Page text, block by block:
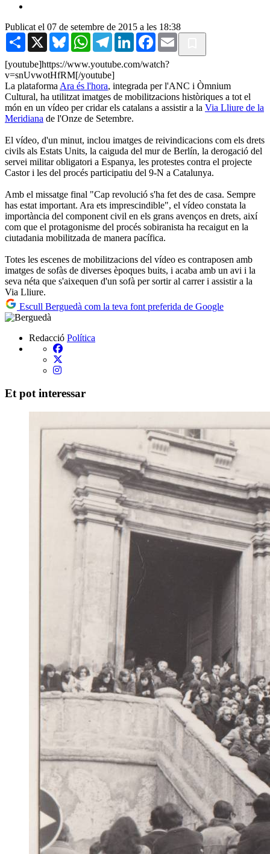
Publicat el 07 de setembre de 2015 a les 18:38
Share X BlueskyWhatsAppTelegramLinkedInFacebook
Email
[youtube]https://www.youtube.com/watch?
v=snUvwotHfRM[/youtube]
La plataforma Ara és l'hora, integrada per l'ANC i Òmnium
Cultural, ha utilitzat imatges de mobilitzacions històriques a tot el
món en un vídeo per cridar els catalans a assistir a la Via Lliure de la
Meridiana de l'Onze de Setembre.
El vídeo, d'un minut, inclou imatges de reivindicacions com els drets
civils als Estats Units, la caiguda del mur de Berlín, la derogació del
servei militar obligatori a Espanya, les protestes contra el projecte
Castor i les del procés participatiu del 9-N a Catalunya.
Amb el missatge final "Cap revolució s'ha fet des de casa. Sempre
has estat important. Ara ets imprescindible", el vídeo constata la
importància del component civil en els grans avenços en drets, així
com que el protagonisme del procés sobiranista ha recaigut en la
ciutadania mobilitzada de manera pacífica.
Totes les escenes de mobilitzacions del vídeo es contraposen amb
imatges de sofàs de diverses èpoques buits, i acaba amb un avi i la
seva néta que s'aixequen d'un sofà per sortir al carrer i assistir a la
Via Lliure.
Escull Berguedà com la teva font preferida de Google
Redacció Política
Et pot interessar